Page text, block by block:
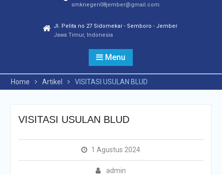
smknegeri08jember@gmail.com
Jl. Pelita no 27 Sidomekar - Semboro - Jember
Jawa Timur, Indonesia
Menu
Home Artikel VISITASI USULAN BLUD
VISITASI USULAN BLUD
1 Agustus 2024
admin